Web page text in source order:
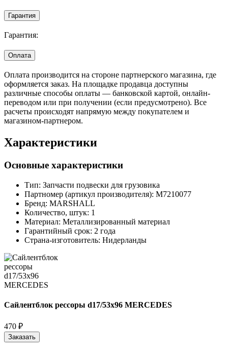
Гарантия
Гарантия:
Оплата
Оплата производится на стороне партнерского магазина, где
оформляется заказ. На площадке продавца доступны
различные способы оплаты — банковской картой, онлайн-
переводом или при получении (если предусмотрено). Все
расчеты происходят напрямую между покупателем и
магазином-партнером.
Характеристики
Основные характеристики
Тип: Запчасти подвески для грузовика
Партномер (артикул производителя): M7210077
Бренд: MARSHALL
Количество, штук: 1
Материал: Металлизированный материал
Гарантийный срок: 2 года
Страна-изготовитель: Нидерланды
Сайлентблок рессоры d17/53x96 MERCEDES
470 ₽
Заказать